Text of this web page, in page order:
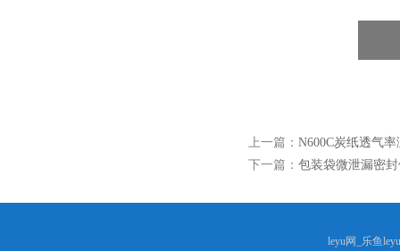
上一篇： N600C炭纸透气
下一篇： 包装袋微泄漏密
leyu网_乐鱼